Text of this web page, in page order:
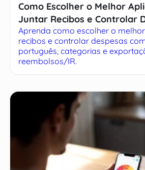
Como Escolher o Melhor
Juntar Recibos e Controlar
Aprenda como escolher o
recibos e controlar despesas
português, categorias e
reembolsos/IR.